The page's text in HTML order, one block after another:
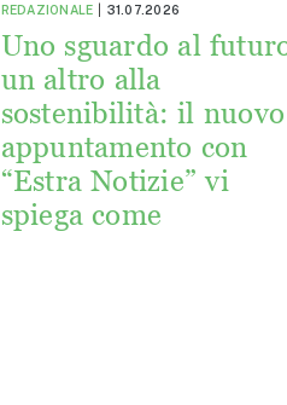
REDAZIONALE 31.07.2026
Uno sguardo al
un altro alla
sostenibilità: il nuovo
appuntamento con
“Estra Notizie” vi
spiega come